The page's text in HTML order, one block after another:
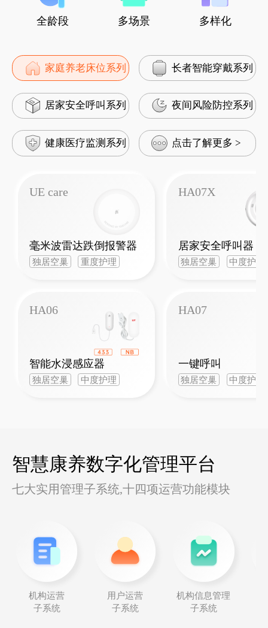
全龄段 多场景 多样化
家庭养老床位系列 长者智能穿戴系列
居家安全呼叫系列 夜间风险防控系列
健康医疗监测系列 点击了解更多 >
UE care
毫米波雷达跌倒报警器
独居空巢 重度护理
HA07X
居家安全呼叫器
独居空巢 中度护理
HA06
智能水浸感应器
独居空巢 中度护理
HA07
一键呼叫
独居空巢 中度护理
智慧康养数字化管理平台
七大实用管理子系统,十四项运营功能模块
机构运营
子系统
用户运营
子系统
机构信息管理
子系统